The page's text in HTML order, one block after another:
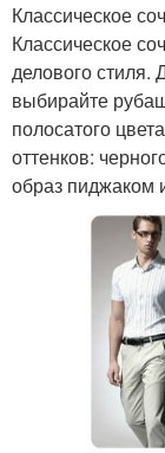
Классическое
Классическое
делового стиля.
выбирайте
полосатого
оттенков:
образ пиджаком